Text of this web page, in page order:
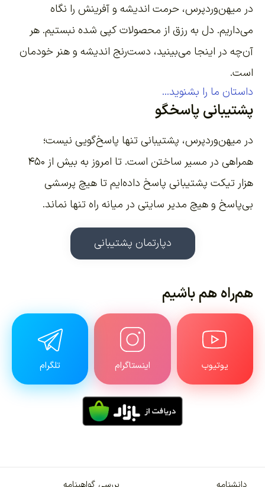
در میهن‌وردپرس، حرمت اندیشه و آفرینش را نگاه
می‌داریم. دل به رزق از محصولات کپی شده نبستیم. هر
آن‌چه در اینجا می‌بینید، دست‌رنج اندیشه و هنر خودمان
است.
داستان ما را بشنوید...
پشتیبانی پاسخگو
در میهن‌وردپرس، پشتیبانی تنها پاسخ‌گویی نیست؛
همراهی در مسیر ساختن است. تا امروز به بیش از ۴۵۰
هزار تیکت پشتیبانی پاسخ داده‌ایم تا هیچ پرسشی
بی‌پاسخ و هیچ مدیر سایتی در میانه راه تنها نماند.
دپارتمان پشتیبانی
هم‌راه هم باشیم
یوتیوب اینستاگرام تلگرام